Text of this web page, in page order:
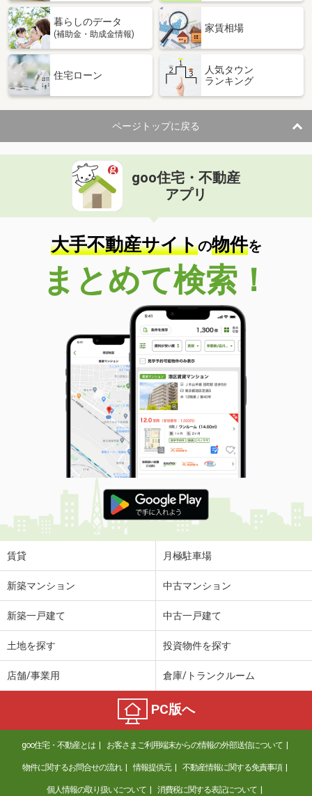
専有面積 48.85m²
間取り
千葉県佐倉市鏑木仲田町
住 所
千葉県佐倉市鏑木仲田町
専有面積 24.18m²
間取り
1K
千葉県野田市尾崎
価 格
住 所
千葉県野田市尾崎
専有面積 31.05m²
間取り
1K
千葉県鎌ケ谷市くぬぎ山５丁目
価 格
7.60万円
千葉県鎌ケ谷市くぬぎ山５丁目
29.81m²
間取り
1K
千葉県船橋市西船５丁目
価 格
6.40万円
住 所
千葉県船橋市西船５丁目
専有面積 19.87m²
間取り
1K
千葉県市川市鬼高３丁目
価 格
6.20万円
住 所
千葉県市川市鬼高３丁目
専有面積
ワンルーム
千葉県流山市南流山１
15.70万円
千葉県八千代市高津
6.40万円
住 所
千葉県八千代市高津
専有面積 19.87m²
間取り
1K
千葉県柏市大室
暮らしのデータ
(補助金・助成金情報)
家賃相場
住宅ローン
人気タウン
ランキング
ページトップに戻る
goo住宅・不動産
アプリ
大手不動産サイトの物件を
まとめて検索！
賃貸 月極駐車場
新築マンション 中古マンション
新築一戸建て 中古一戸建て
土地を探す 投資物件を探す
店舗/事業用 倉庫/トランクルーム
PC版へ
goo住宅・不動産とは お客さまご利用端末からの情報の外部送信について
物件に関するお問合せの流れ 情報提供元 不動産情報に関する免責事項
個人情報の取り扱いについて 消費税に関する表記について